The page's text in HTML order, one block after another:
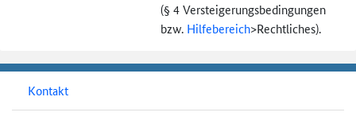
(§ 4 Versteigerungs­bedingungen
bzw. Hilfebereich>Rechtliches).
Kontakt